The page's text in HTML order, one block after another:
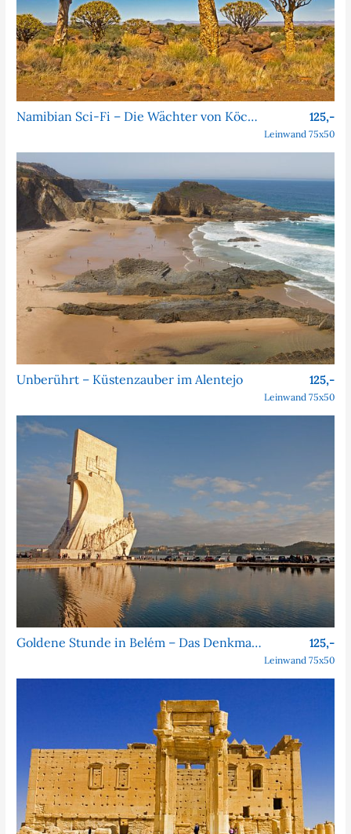
Namibian Sci-Fi – Die Wächter von Köcher Prime 125,-
Leinwand 75x50
Unberührt – Küstenzauber im Alentejo 125,-
Leinwand 75x50
Goldene Stunde in Belém – Das Denkmal der Entdeckungen 125,-
Leinwand 75x50